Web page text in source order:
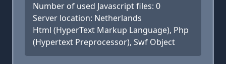
Number of used Javascript files: 0
Server location: Netherlands
Html (HyperText Markup Language), Php
(Hypertext Preprocessor), Swf Object